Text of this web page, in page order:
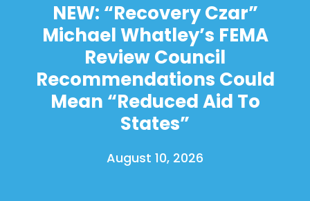
NEW: “Recovery Czar”
Michael Whatley’s FEMA
Review Council
Recommendations Could
Mean “Reduced Aid To
States”
August 10, 2026